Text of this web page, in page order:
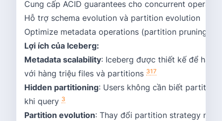
Cung cấp ACID guarantees cho concurrent
Hỗ trợ schema evolution và partition evolution
Optimize metadata operations (partition pruning,
Lợi ích của Iceberg:
Metadata scalability: Iceberg được thiết kế để
với hàng triệu files và partitions 317
Hidden partitioning: Users không cần biết partition
khi query 3
Partition evolution: Thay đổi partition strategy mà